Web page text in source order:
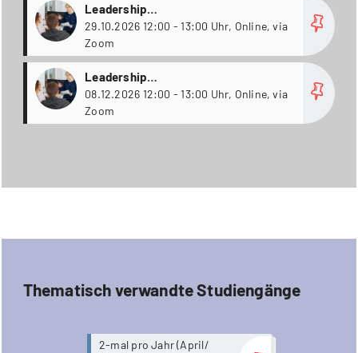
Leadership
Weiterbildungsstudiengänge
29.10.2026 12:00 - 13:00 Uhr, Online, via
Zoom
Leadership
Weiterbildungsstudiengänge
08.12.2026 12:00 - 13:00 Uhr, Online, via
Zoom
Thematisch verwandte Studiengänge
2-mal pro Jahr (April/
more...